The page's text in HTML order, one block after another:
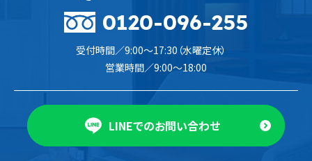
0120-096-255
受付時間／9:00〜17:30（水曜定休）
営業時間／9:00〜18:00
LINEでのお問い合わせ